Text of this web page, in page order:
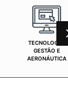
TECNOLOGIA,
GESTÃO E
AERONÁUTICA